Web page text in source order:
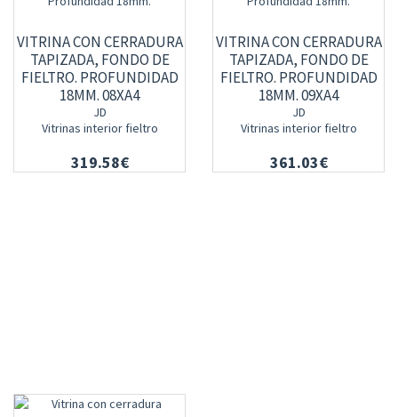
VITRINA CON CERRADURA
TAPIZADA, FONDO DE
FIELTRO. PROFUNDIDAD
18MM. 08XA4
JD
Vitrinas interior fieltro
319.58€
VITRINA CON CERRADURA
TAPIZADA, FONDO DE
FIELTRO. PROFUNDIDAD
18MM. 09XA4
JD
Vitrinas interior fieltro
361.03€